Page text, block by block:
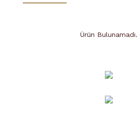
Ürün Bulunamadı.
Ürün Bulunamadı.